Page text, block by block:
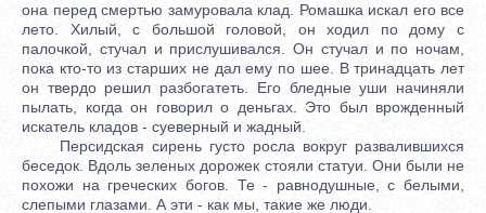
она перед смертью замуровала клад. Ромашка искал его все
лето. Хилый, с большой головой, он ходил по дому с
палочкой, стучал и прислушивался. Он стучал и по ночам,
пока кто-то из старших не дал ему по шее. В тринадцать лет
он твердо решил разбогатеть. Его бледные уши начиняли
пылать, когда он говорил о деньгах. Это был врожденный
искатель кладов - суеверный и жадный.
Персидская сирень густо росла вокруг развалившихся
беседок. Вдоль зеленых дорожек стояли статуи. Они были не
похожи на греческих богов. Те - равнодушные, с белыми,
слепыми глазами. А эти - как мы, такие же люди.